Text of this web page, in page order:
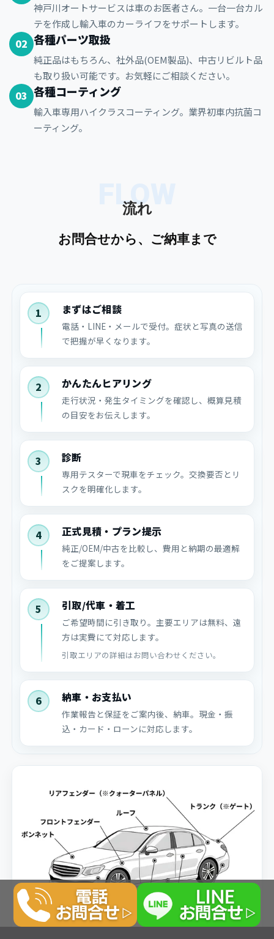
神戸川オートサービスは車のお医者さん。一台一台カル
テを作成し輸入車のカーライフをサポートします。
02 各種パーツ取扱
純正品はもちろん、社外品(OEM製品)、中古リビルト品
も取り扱い可能です。お気軽にご相談ください。
03 各種コーティング
輸入車専用ハイクラスコーティング。業界初車内抗菌コ
ーティング。
FLOW
流れ
お問合せから、ご納車まで
1 まずはご相談
電話・LINE・メールで受付。症状と写真の送信
で把握が早くなります。
2 かんたんヒアリング
走行状況・発生タイミングを確認し、概算見積
の目安をお伝えします。
3 診断
専用テスターで現車をチェック。交換要否とリ
スクを明確化します。
4 正式見積・プラン提示
純正/OEM/中古を比較し、費用と納期の最適解
をご提案します。
5 引取/代車・着工
ご希望時間に引き取り。主要エリアは無料、遠
方は実費にて対応します。
引取エリアの詳細はお問い合わせください。
6 納車・お支払い
作業報告と保証をご案内後、納車。現金・振
込・カード・ローンに対応します。